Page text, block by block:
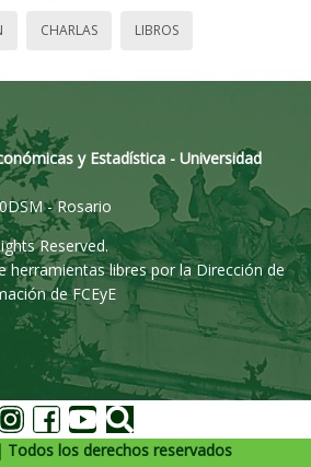
CHARLAS LIBROS
y Estadística - Universidad
- Rosario
Reserved.
herramientas libres por la Dirección de
de FCEyE
Todos los derechos reservados